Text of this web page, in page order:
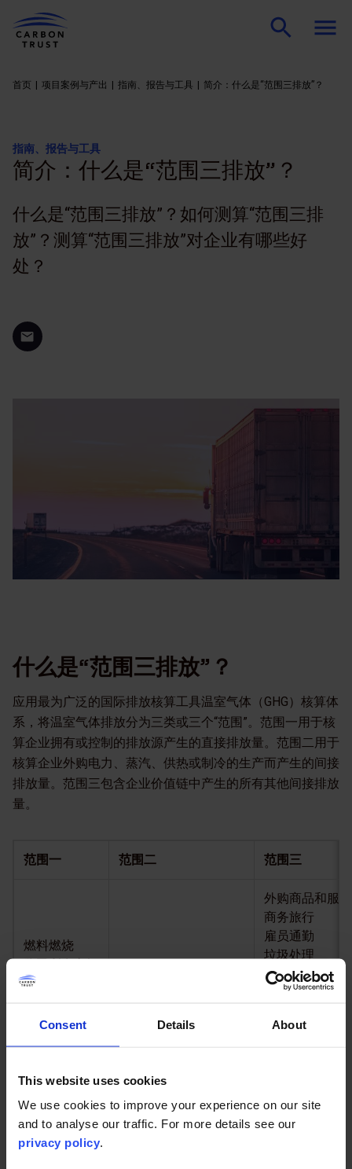
Consent Details About
This website uses cookies
We use cookies to improve your experience on our site
and to analyse our traffic. For more details see our
privacy policy.
首页 项目案例与产出 指南、报告与工具 简介：什么是“范围三排放”？
指南、报告与工具
简介：什么是“范围三排放”？
什么是“范围三排放”？如何测算“范围三排
放”？测算“范围三排放”对企业有哪些好
处？
什么是“范围三排放”？
应用最为广泛的国际排放核算工具温室气体（GHG）核算体
系，将温室气体排放分为三类或三个“范围”。范围一用于核
算企业拥有或控制的排放源产生的直接排放量。范围二用于
核算企业外购电力、蒸汽、供热或制冷的生产而产生的间接
排放量。范围三包含企业价值链中产生的所有其他间接排放
量。
范围一 范围二 范围三
燃料燃烧
公司所有车辆
逸散性排放
外购商品和服务
商务旅行
雇员通勤
垃圾处理
售出产品的使用
运输和配送（
租赁资产与特
企业为什么应该测算其范围三排
放量？